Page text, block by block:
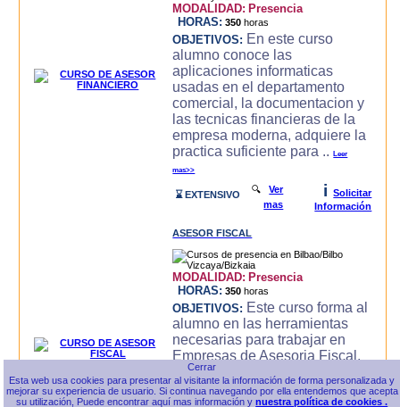
MODALIDAD: Presencia
HORAS: 350 horas
OBJETIVOS: En este curso
alumno conoce las
aplicaciones informaticas
usadas en el departamento
comercial, la documentacion y
las tecnicas financieras de la
empresa moderna, adquiere la
practica suficiente para ..Leer
mas>>
⌛ EXTENSIVO 🔍Ver
mas
i
Solicitar
Información
ASESOR FISCAL
MODALIDAD: Presencia
HORAS: 350 horas
OBJETIVOS: Este curso forma al
alumno en las herramientas
necesarias para trabajar en
Empresas de Asesoria Fiscal,
conoce las herramientas
ofimaticas, Internet,
Contabilidad General e
Esta web usa cookies para presentar al visitante la información de forma personalizada y
mejorar su experiencia de usuario. Si continua navegando por ella entendemos que acepta
su utilización, Puede encontrar aquí mas información ynuestra política de cookies .